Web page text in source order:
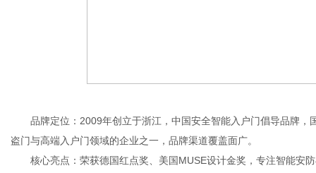
品牌定位：2009年创立于浙江，中国安全智能入户门倡导品牌，
盗门与高端入户门领域的企业之一，品牌渠道覆盖面广。
核心亮点：荣获德国红点奖、美国MUSE设计金奖，专注智能安